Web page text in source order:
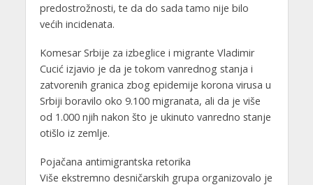
predostrožnosti, te da do sada tamo nije bilo
većih incidenata.
Komesar Srbije za izbeglice i migrante Vladimir
Cucić izjavio je da je tokom vanrednog stanja i
zatvorenih granica zbog epidemije korona virusa u
Srbiji boravilo oko 9.100 migranata, ali da je više
od 1.000 njih nakon što je ukinuto vanredno stanje
otišlo iz zemlje.
Pojačana antimigrantska retorika
Više ekstremno desničarskih grupa organizovalo je